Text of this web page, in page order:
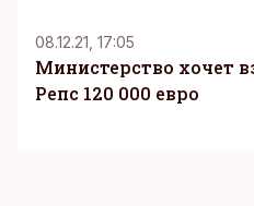
08.12.21, 17:05
Министерство хочет
Репс 120 000 евро